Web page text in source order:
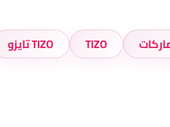
TIZO TIZO تايزو